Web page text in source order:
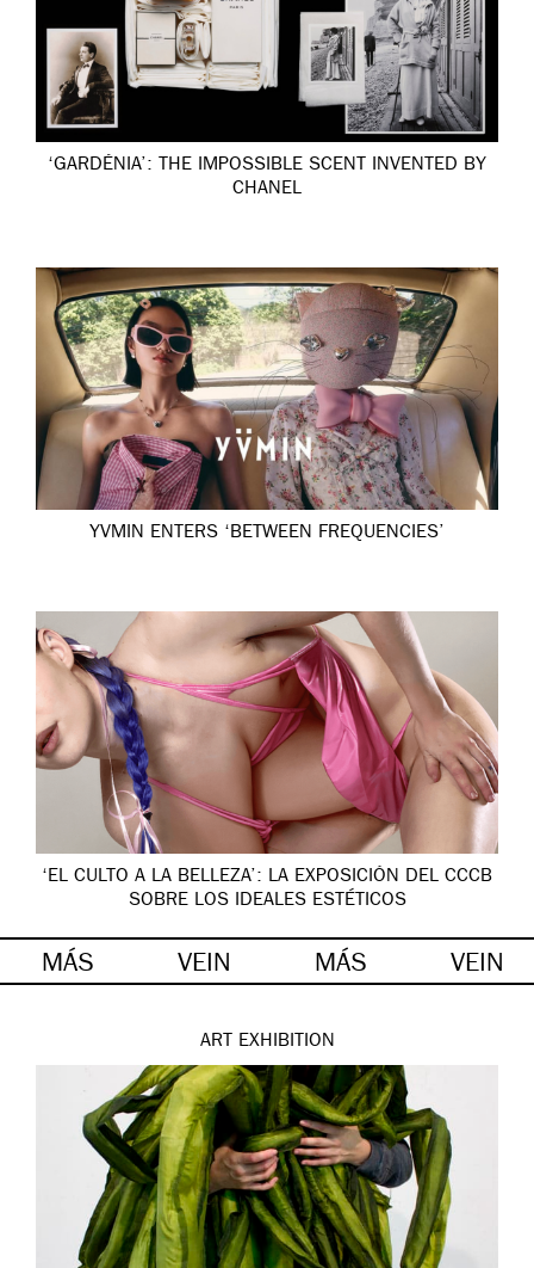
‘GARDÉNIA’: THE IMPOSSIBLE SCENT INVENTED BY
CHANEL
YVMIN ENTERS ‘BETWEEN FREQUENCIES’
‘EL CULTO A LA BELLEZA’: LA EXPOSICIÓN DEL CCCB
SOBRE LOS IDEALES ESTÉTICOS
MÁS VEIN MÁS VEIN
ART EXHIBITION